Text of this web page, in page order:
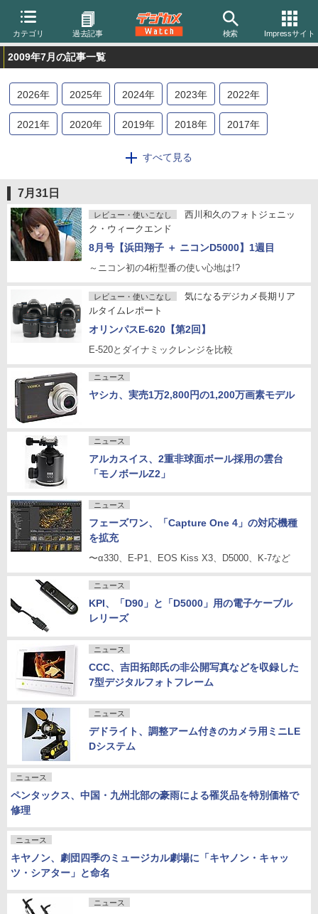
カテゴリ 過去記事 検索 Impressサイト
2009年7月の記事一覧
2026年 2025年 2024年 2023年 2022年
2021年 2020年 2019年 2018年 2017年
2014年 2013
2006年 2005 年 2004年
すべて見る
7月31日
レビュー・使いこなし
西川和久のフォトジェニッ
ク・ウィークエンド
8月号【浜田翔子 ＋ ニコンD5000】1週目
～ニコン初の4桁型番の使い心地は!?
レビュー・使いこなし
気になるデジカメ長期リア
ルタイムレポート
オリンパスE-620【第2回】
E-520とダイナミックレンジを比較
ニュース
ヤシカ、実売1万2,800円の1,200万画素モデル
ニュース
アルカスイス、2重非球面ボール採用の雲台
「モノボールZ2」
ニュース
フェーズワン、「Capture One 4」の対応機種
を拡充
〜α330、E-P1、EOS Kiss X3、D5000、K-7など
ニュース
KPI、「D90」と「D5000」用の電子ケーブル
レリーズ
ニュース
CCC、吉田拓郎氏の非公開写真などを収録した
7型デジタルフォトフレーム
ニュース
デドライト、調整アーム付きのカメラ用ミニLE
Dシステム
ニュース
ペンタックス、中国・九州北部の豪雨による罹災品を特別価格で
修理
ニュース
キヤノン、劇団四季のミュージカル劇場に「キヤノン・キャッ
ツ・シアター」と命名
ニュース